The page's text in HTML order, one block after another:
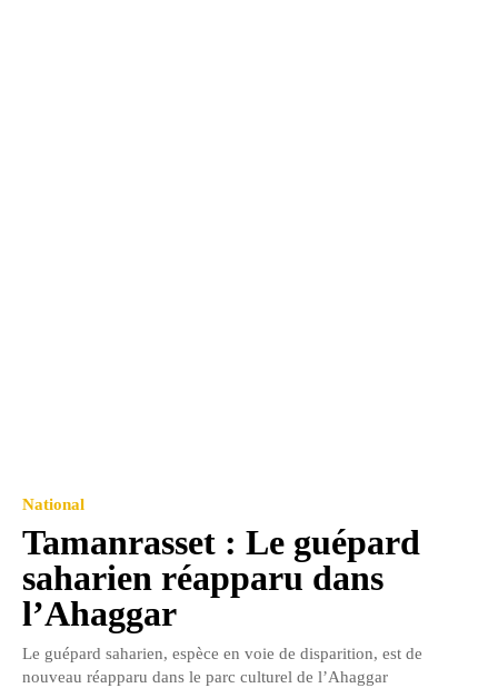
National
Tamanrasset : Le guépard
saharien réapparu dans
l’Ahaggar
Le guépard saharien, espèce en voie de disparition, est de
nouveau réapparu dans le parc culturel de l’Ahaggar